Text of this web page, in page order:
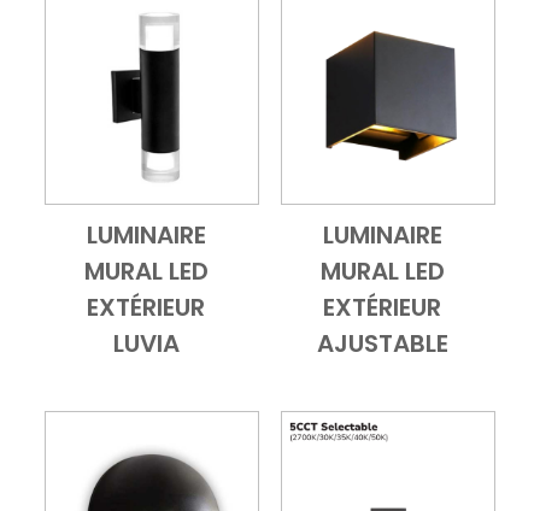
Add to CartVue d'ensemble
LUMINAIRE
MURAL LED
EXTÉRIEUR
LUVIA
Add to Cart
Vue
LUMINAIRE
MURAL LED
EXTÉRIEUR
AJUSTABLE